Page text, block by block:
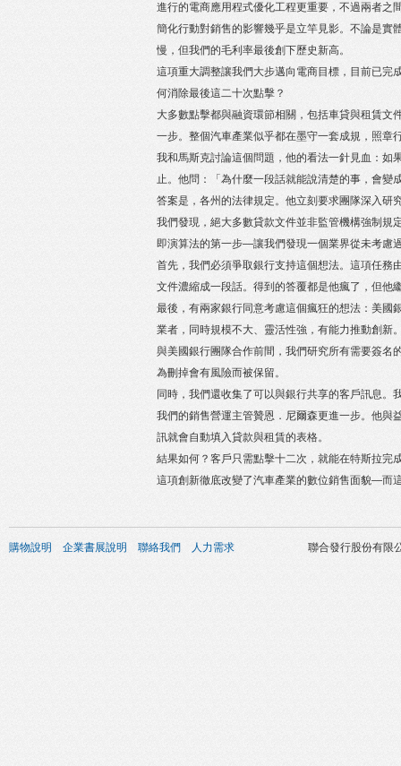
進行的電商應用程式優化工程更重要，不過兩者之
簡化行動對銷售的影響幾乎是立竿見影。不論是實
慢，但我們的毛利率最後創下歷史新高。
這項重大調整讓我們大步邁向電商目標，目前已完
何消除最後這二十次點擊？
大多數點擊都與融資環節相關，包括車貸與租賃文
一步。整個汽車產業似乎都在墨守一套成規，照章
我和馬斯克討論這個問題，他的看法一針見血：
止。他問：「為什麼一段話就能說清楚的事，會變
答案是，各州的法律規定。他立刻要求團隊深入研
我們發現，絕大多數貸款文件並非監管機構強制
即演算法的第一步—讓我們發現一個業界從未考慮
首先，我們必須爭取銀行支持這個想法。這項任
文件濃縮成一段話。得到的答覆都是他瘋了，但他
最後，有兩家銀行同意考慮這個瘋狂的想法：美國
業者，同時規模不大、靈活性強，有能力推動創新
與美國銀行團隊合作前間，我們研究所有需要簽名
為刪掉會有風險而被保留。
同時，我們還收集了可以與銀行共享的客戶訊息
我們的銷售營運主管贊恩．尼爾森更進一步。他與
訊就會自動填入貸款與租賃的表格。
結果如何？客戶只需點擊十二次，就能在特斯拉完
這項創新徹底改變了汽車產業的數位銷售面貌—而
購物說明 企業書展說明 聯絡我們 人力需求 聯合發行股份有限